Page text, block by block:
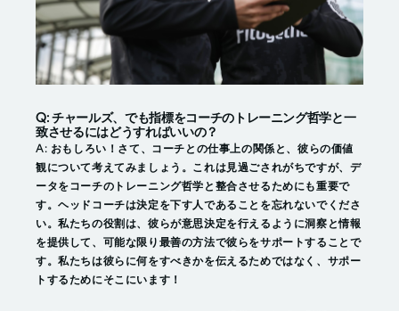
Q: チャールズ、でも指標をコーチのトレーニング哲学と一
致させるにはどうすればいいの？
A: おもしろい！さて、コーチとの仕事上の関係と、彼らの価値
観について考えてみましょう。これは見過ごされがちですが、デ
ータをコーチのトレーニング哲学と整合させるためにも重要で
す。ヘッドコーチは決定を下す人であることを忘れないでくださ
い。私たちの役割は、彼らが意思決定を行えるように洞察と情報
を提供して、可能な限り最善の方法で彼らをサポートすることで
す。私たちは彼らに何をすべきかを伝えるためではなく、サポー
トするためにそこにいます！